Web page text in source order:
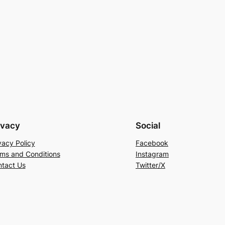
Policy
and Conditions
Us
Social
Facebook
Instagram
Twitter/X